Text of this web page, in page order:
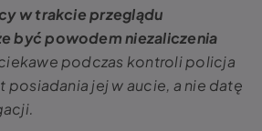
w trakcie przeglądu
być powodem niezaliczenia
podczas kontroli policja
posiadania jej w aucie, a nie datę